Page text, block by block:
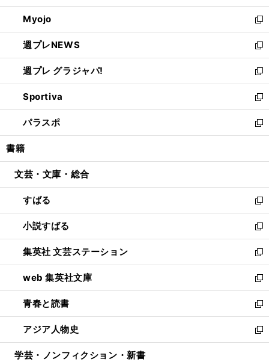
開
く
ウ
で
開
く
ン
ド
ウ
で
開
く
ウ
ィ
ン
ド
ウ
で
開
く
Myojo
新
し
い
ウ
ィ
ン
ド
ウ
で
開
週プレNEWS
新
し
い
ウ
ィ
ン
ド
ウ
開
週プレ グラジャパ!
新
し
い
ウ
ィ
ン
ウ
開
く
Sportiva
新
し
い
ウ
ン
ウ
で
開
く
パラスポ
新
し
ウ
ン
ド
ウ
で
開
く
書籍
文芸・文庫・総合
すばる
新
し
い
ウ
ィ
ン
ド
ウ
で
開
く
小説すばる
新
し
い
ウ
ィ
ン
ド
ウ
で
開
集英社 文芸ステーション
新
し
い
ウ
ィ
ン
ド
ウ
web 集英社文庫
新
し
い
ウ
ィ
ン
青春と読書
新
し
い
ウ
アジア人物史
新
し
学芸・ノンフィクション・新書